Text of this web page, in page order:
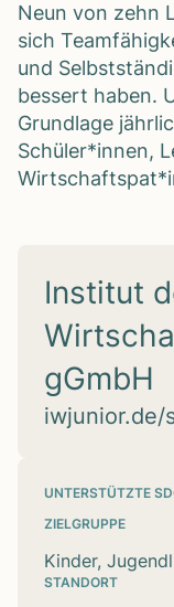
Neun von zehn
sich
und
bes­sert haben.
Grund­lage
Schüler*innen,
Institut
gGmbH
iwjunior.de/
UNTERSTÜTZTE
ZIELGRUPPE
Kinder,
STANDORT